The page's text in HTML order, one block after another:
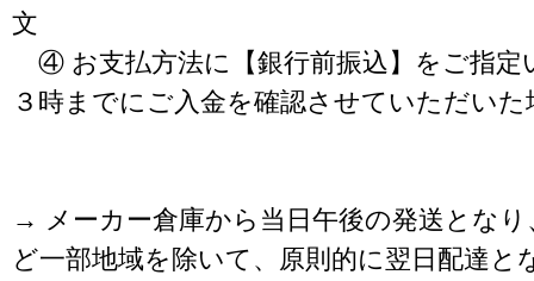
文
④ お支払方法に【銀行前振込】をご指定
３時までにご入金を確認させていただいた
→ メーカー倉庫から当日午後の発送となり
ど一部地域を除いて、原則的に翌日配達と